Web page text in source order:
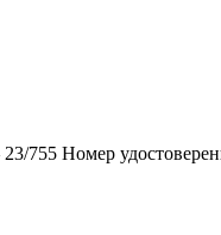
755 Номер